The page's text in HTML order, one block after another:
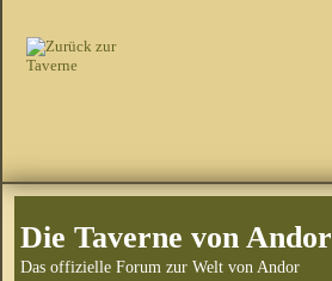
Die Taverne von Andor
Das offizielle Forum zur Welt von Andor